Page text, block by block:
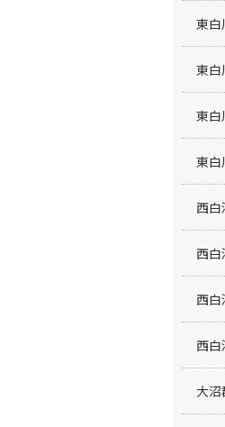
東白
東白
東白
東白
西
西
西
西
大沼